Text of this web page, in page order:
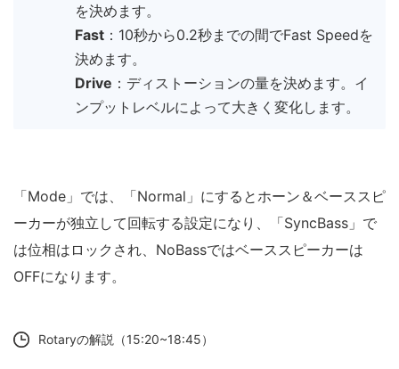
を決めます。
Fast：10秒から0.2秒までの間でFast Speedを
決めます。
Drive ：ディストーションの量を決めます。イ
ンプットレベルによって大きく変化します。
「Mode」では、「Normal」にするとホーン＆ベーススピ
ーカーが独立して回転する設定になり、「SyncBass」で
は位相はロックされ、NoBassではベーススピーカーは
OFFになります。
Rotaryの解説（15:20~18:45）